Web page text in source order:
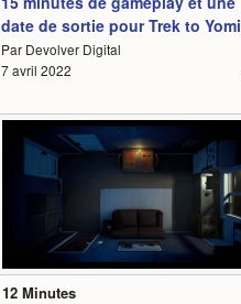
date de sortie pour Trek to Yomi
Par Devolver Digital
7 avril 2022
12 Minutes